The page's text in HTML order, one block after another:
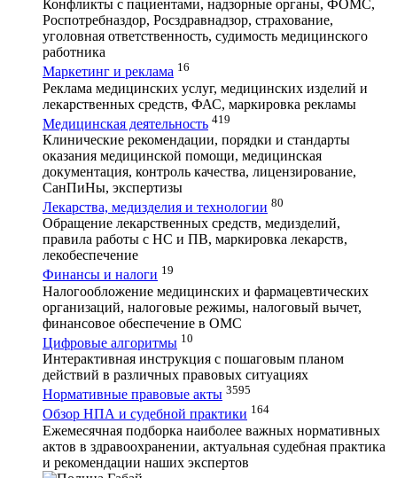
Конфликты с пациентами, надзорные органы, ФОМС,
Роспотребназдор, Росздравнадзор, страхование,
уголовная ответственность, судимость медицинского
работника
Маркетинг и реклама 16
Реклама медицинских услуг, медицинских изделий и
лекарственных средств, ФАС, маркировка рекламы
Медицинская деятельность 419
Клинические рекомендации, порядки и стандарты
оказания медицинской помощи, медицинская
документация, контроль качества, лицензирование,
СанПиНы, экспертизы
Лекарства, медизделия и технологии 80
Обращение лекарственных средств, медизделий,
правила работы с НС и ПВ, маркировка лекарств,
лекобеспечение
Финансы и налоги 19
Налогообложение медицинских и фармацевтических
организаций, налоговые режимы, налоговый вычет,
финансовое обеспечение в ОМС
Цифровые алгоритмы 10
Интерактивная инструкция с пошаговым планом
действий в различных правовых ситуациях
Нормативные правовые акты 3595
Обзор НПА и судебной практики 164
Ежемесячная подборка наиболее важных нормативных
актов в здравоохранении, актуальная судебная практика
и рекомендации наших экспертов